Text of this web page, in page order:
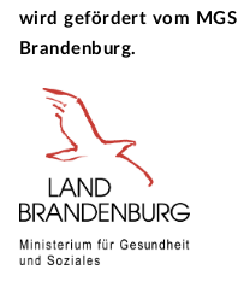
wird gefördert vom MGS
Brandenburg.